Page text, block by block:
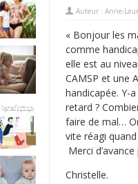
Auteur : Anne-
« Bonjour les
comme
elle est au
CAMSP et une
handicapée. Y-
retard ?
faire de mal…
vite réagi
Merci
Christelle.